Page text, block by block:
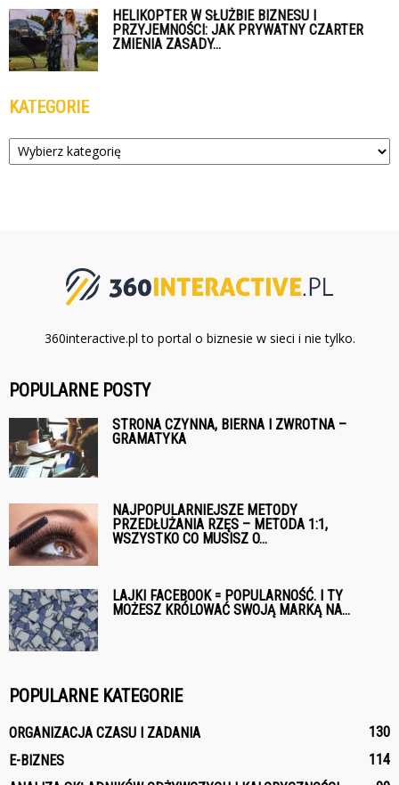
HELIKOPTER W SŁUŻBIE BIZNESU I
PRZYJEMNOŚCI: JAK PRYWATNY CZARTER
ZMIENIA ZASADY...
KATEGORIE
Kategorie
360interactive.pl to portal o biznesie w sieci i nie tylko.
POPULARNE POSTY
STRONA CZYNNA, BIERNA I ZWROTNA –
GRAMATYKA
NAJPOPULARNIEJSZE METODY
PRZEDŁUŻANIA RZĘS – METODA 1:1,
WSZYSTKO CO MUSISZ O...
LAJKI FACEBOOK = POPULARNOŚĆ. I TY
MOŻESZ KRÓLOWAĆ SWOJĄ MARKĄ NA...
POPULARNE KATEGORIE
ORGANIZACJA CZASU I ZADANIA
130
E-BIZNES
114